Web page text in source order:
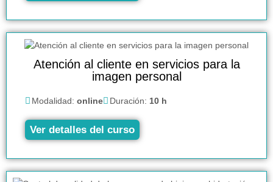
Atención al cliente en servicios para la
imagen personal
Modalidad: online Duración: 10 h
Ver detalles del curso